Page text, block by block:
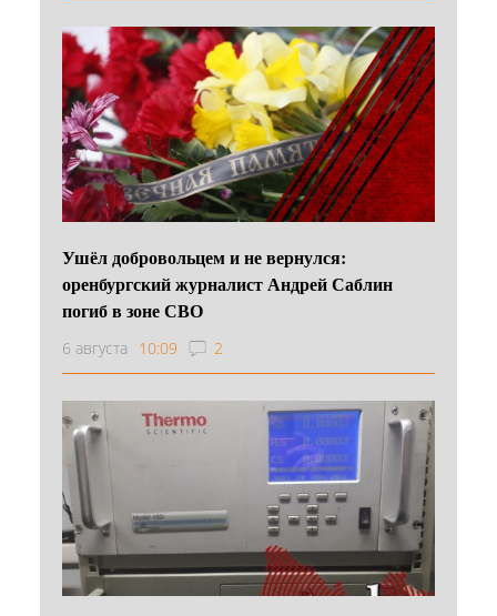
Ушёл добровольцем и не вернулся:
оренбургский журналист Андрей Саблин
погиб в зоне СВО
6 августа 10:09 2